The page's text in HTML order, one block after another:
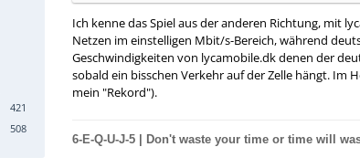
421
508
Ich kenne das Spiel aus der anderen Richtung, mit
Netzen im einstelligen Mbit/s-Bereich, während
Geschwindigkeiten von lycamobile.dk denen der
sobald ein bisschen Verkehr auf der Zelle hängt.
mein "Rekord").
6-E-Q-U-J-5 | Don't waste your time or time will